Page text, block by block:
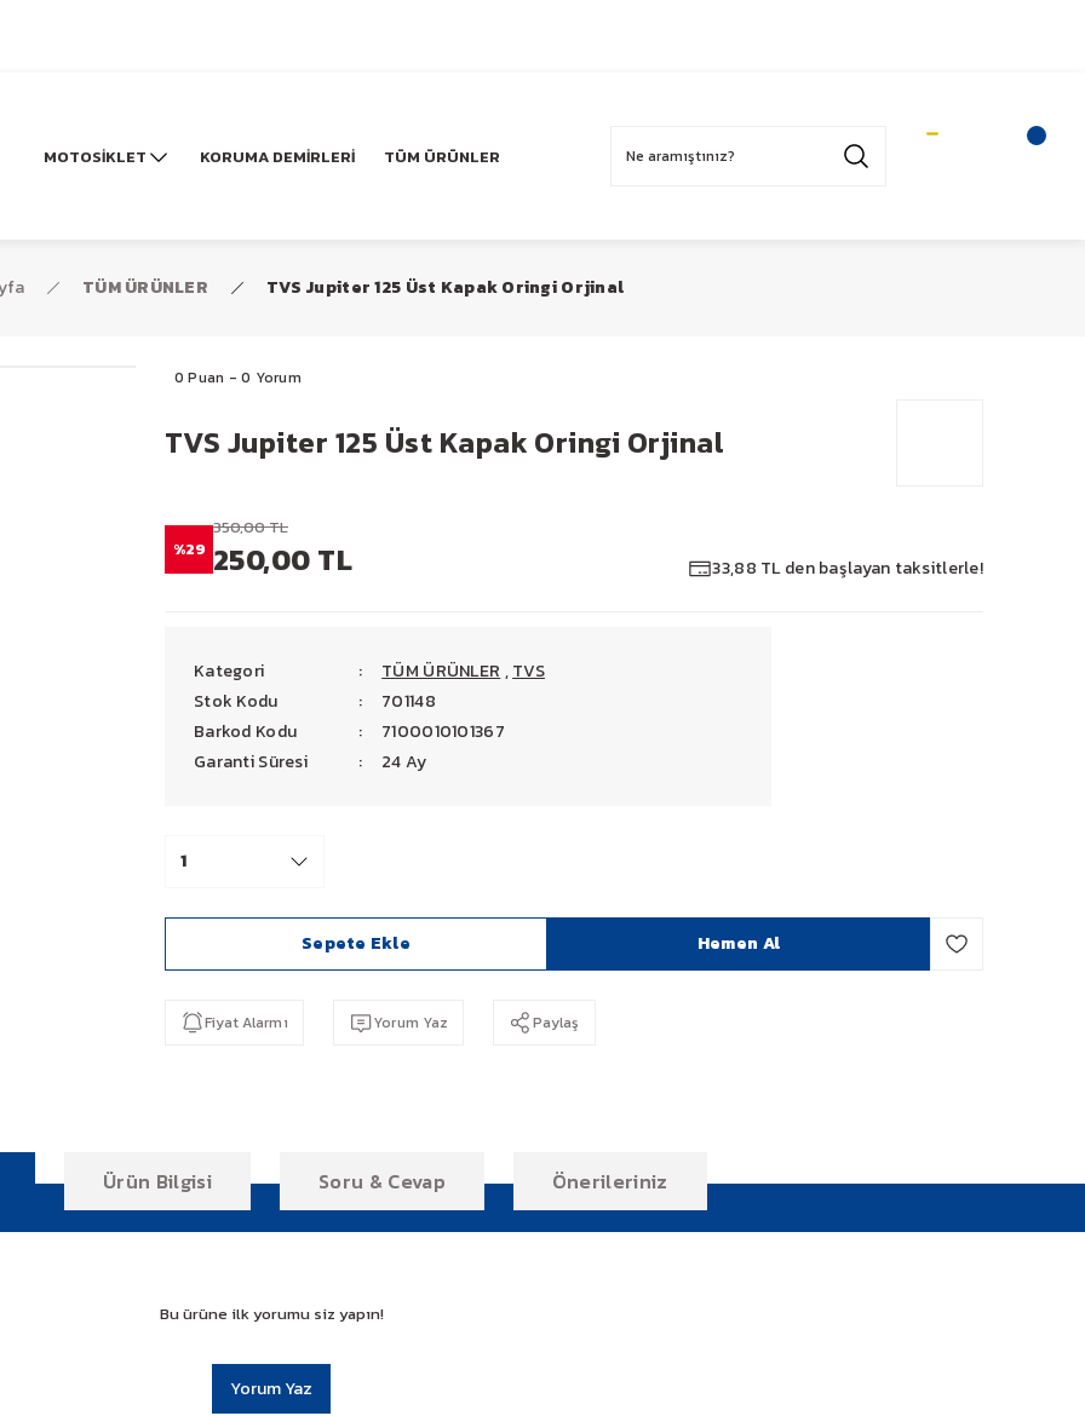
MOTOSİKLET KORUMA DEMİRLERİ TÜM ÜRÜNLER
TÜM ÜRÜNLER TVS Jupiter 125 Üst Kapak Oringi Orjinal
0 Puan - 0 Yorum
TVS Jupiter 125 Üst Kapak Oringi Orjinal
%29
350,00 TL
250,00 TL 33,88 TL den başlayan taksitlerle!
Kategori TÜM ÜRÜNLER ,TVS
Stok Kodu
701148
Barkod Kodu
7100010101367
Garanti Süresi
24 Ay
Sepete Ekle Hemen Al
Fiyat Alarmı Yorum Yaz Paylaş
Ürün Bilgisi Soru & Cevap Önerileriniz
Bu ürüne ilk yorumu siz yapın!
Yorum Yaz